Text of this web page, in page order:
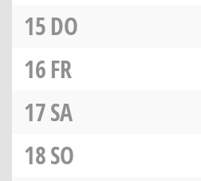
15DO
16FR
17SA
18SO